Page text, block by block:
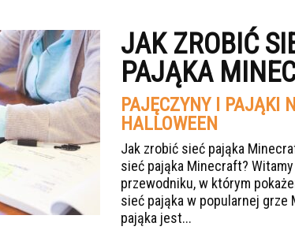
JAK ZROBIĆ
PAJĄKA
PAJĘCZYNY I PAJĄKI
HALLOWEEN
Jak zrobić sieć pająka
sieć pająka Minecraft?
przewodniku, w którym
sieć pająka w popularnej grze
pająka jest...